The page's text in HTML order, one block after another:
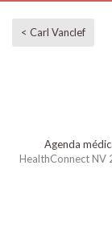
< Carl Vanclef
Agenda
HealthConnect NV